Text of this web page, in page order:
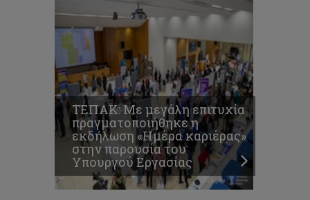
ΤΕΠΑΚ: Με μεγάλη επιτυχία
πραγματοποιήθηκε η
εκδήλωση «Ημέρα καριέρας»
στην παρουσία του
Υπουργού Εργασίας